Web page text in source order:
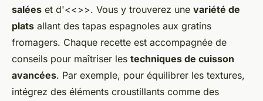
salées et d'<<>>. Vous y trouverez une variété de
plats allant des tapas espagnoles aux gratins
fromagers. Chaque recette est accompagnée de
conseils pour maîtriser les techniques de cuisson
avancées. Par exemple, pour équilibrer les textures,
intégrez des éléments croustillants comme des